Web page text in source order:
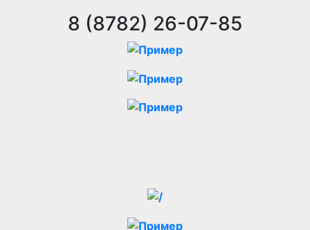
8 (8782) 26-07-85